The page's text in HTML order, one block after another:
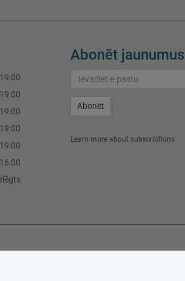
Abonēt jaunumus
Abonēt
Learn more about subscriptions